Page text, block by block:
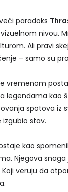
paradoks
nivou.
Ali pravi
– samo su
vremenom
legendama kao
spotova iz
izgubio stav.
kao
Njegova
veruju da